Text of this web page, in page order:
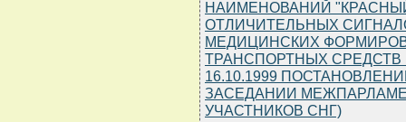
НАИМЕНОВАНИЙ
ОТЛИЧИТЕЛЬНЫХ
МЕДИЦИНСКИХ
ТРАНСПОРТНЫХ СРЕДСТВ
16.10.1999
ЗАСЕДАНИИ
УЧАСТНИКОВ СНГ)